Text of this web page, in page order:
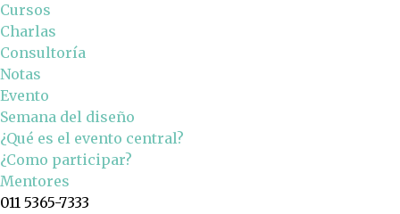
Cursos
Charlas
Consultoría
Notas
Evento
Semana del diseño
¿Qué es el evento central?
¿Como participar?
Mentores
011 5365-7333